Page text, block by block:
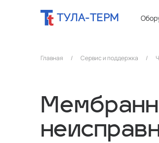
ТУЛА-ТЕРМ
Главная / Сервис и поддержка /